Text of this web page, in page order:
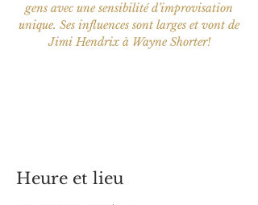
gens avec une sensibilité d’improvisation
unique. Ses influences sont larges et vont de
Jimi Hendrix à Wayne Shorter!
Heure et lieu